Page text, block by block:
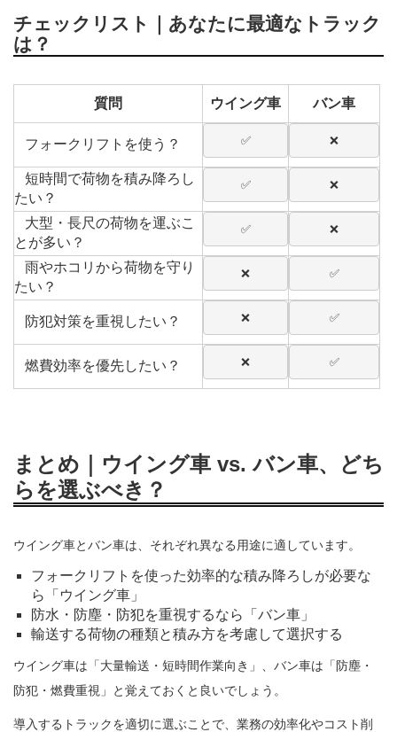
チェックリスト｜あなたに最適なトラック
は？
質問 ウイング車 バン車
フォークリフトを使う？ ✅ ❌
短時間で荷物を積み降ろし
たい？
✅ ❌
大型・長尺の荷物を運ぶこ
とが多い？
✅ ❌
雨やホコリから荷物を守り
たい？
❌ ✅
防犯対策を重視したい？ ❌ ✅
燃費効率を優先したい？ ❌ ✅
まとめ｜ウイング車 vs. バン車、どち
らを選ぶべき？
ウイング車とバン車は、それぞれ異なる用途に適しています。
フォークリフトを使った効率的な積み降ろしが必要な
ら「ウイング車」
防水・防塵・防犯を重視するなら「バン車」
輸送する荷物の種類と積み方を考慮して選択する
ウイング車は「大量輸送・短時間作業向き」、バン車は「防塵・
防犯・燃費重視」と覚えておくと良いでしょう。
導入するトラックを適切に選ぶことで、業務の効率化やコスト削